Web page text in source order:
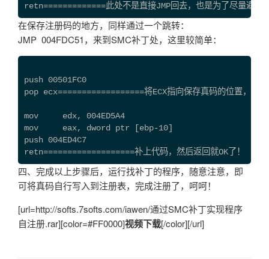
retn=============此处不是直接JMP回去，也是为了尽量避免
在保存注册码的地方，同样通过一个跳转：
JMP 004FDC51，来到SMC补丁处，这里较简单：
push 00501FC0
pop ecx==================将ECX指向保存真码的位置，通
mov     edx, 004ED5A4
mov     eax, dword ptr [ebp-10]
push 004ED4C7
retn===================补上代码，然后返回就OK了！
四、完成以上步骤后，运行找补丁的程序，随意注意，即
可将真码自行写入到注册表，完成注册了，呵呵！
[url=http://softs.7softs.com/iawen/通过SMC补丁实现程序
自注册.rar][color=#FF0000]视频下载[/color][/url]